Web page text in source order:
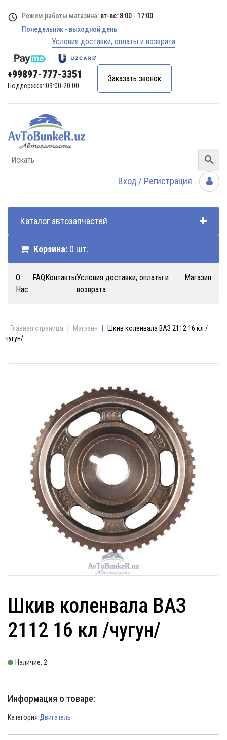
Режим работы магазина: вт-вс: 8:00 - 17:00
Понедельник - выходной день
Условия доставки, оплаты и возврата
+99897-777-3351
Поддержка: 09:00-20:00
Заказать звонок
Вход / Регистрация
Каталог автозапчастей
Корзина: 0 шт.
О
Нас
FAQКонтактыУсловия доставки, оплаты и
возврата
Магазин
Главная страница Магазин
Шкив коленвала ВАЗ 2112 16 кл /
чугун/
Шкив коленвала ВАЗ
2112 16 кл /чугун/
Наличие: 2
Информация о товаре:
Категория:Двигатель